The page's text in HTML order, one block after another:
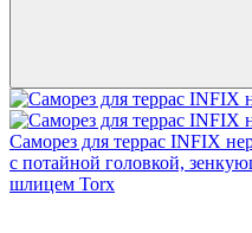
Саморез для террас INFIX
с потайной головкой,
шлицем Torx